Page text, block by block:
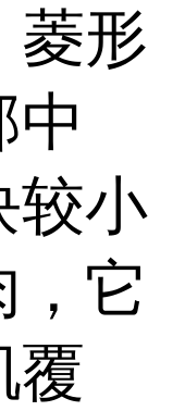
菱形
中
较小
，它
覆